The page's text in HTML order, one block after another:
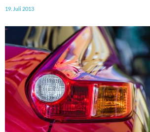
19. Juli 2013